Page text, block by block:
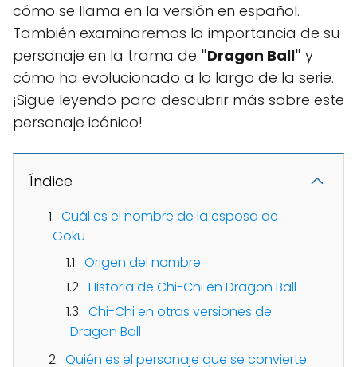
cómo se llama en la versión en español.
También examinaremos la importancia de su
personaje en la trama de "Dragon Ball" y
cómo ha evolucionado a lo largo de la serie.
¡Sigue leyendo para descubrir más sobre este
personaje icónico!
Índice
Cuál es el nombre de la esposa de
Goku
Origen del nombre
Historia de Chi-Chi en Dragon Ball
Chi-Chi en otras versiones de
Dragon Ball
Quién es el personaje que se convierte